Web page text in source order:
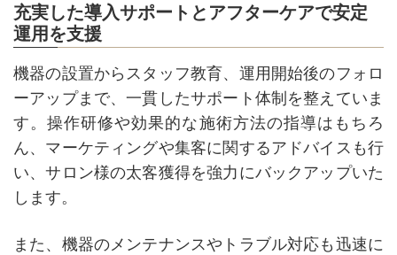
充実した導入サポートとアフターケアで安定
運用を支援
機器の設置からスタッフ教育、運用開始後のフォロ
ーアップまで、一貫したサポート体制を整えていま
す。操作研修や効果的な施術方法の指導はもちろ
ん、マーケティングや集客に関するアドバイスも行
い、サロン様の太客獲得を強力にバックアップいた
します。
また、機器のメンテナンスやトラブル対応も迅速に